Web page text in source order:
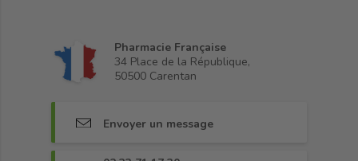
Pharmacie Française
34 Place de la République,
50500 Carentan
Envoyer un message